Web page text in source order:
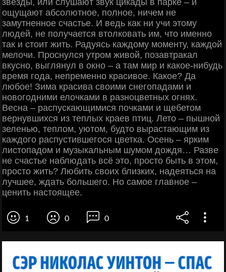
звезды, или слушают звук цикады в парке – и
ощущают абсолютное, полное, ничем не
замутненное счастье. И ведь как ни учи этому
людей, не получается втолковать им, что именно
так и стоит жить. Радуясь каждому моменту, каждой
мелочи. Проснулся утром живой, позавтракал
вкусно, выглянул в окно – а там мир и какое-нибудь
время года, непременно красивое. Какое? Да
любое! Зима красива своими снегопадами и
новогодними елочками в разноцветных огнях.
Весна – распускающимися почками и щебетом
вернувшихся из теплых краев птиц. Лето – пышной
зеленью, теплом, уютом, будто вырастающим из
каждого распустившегося цветка. Осень – ярким
листопадом и музыкальным шумом дождя… Разве
не счастье наблюдать всё это, просто быть в этом,
просто жить? Любить своих близких, надеяться на
лучшее, ждать большего. Но самое главное –
ценить настоящее.
1 0 0